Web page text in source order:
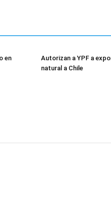
en
Autorizan a YPF a
natural a Chile